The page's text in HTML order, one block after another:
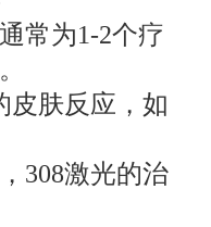
常为1-2个疗
皮肤反应，如
308激光的治